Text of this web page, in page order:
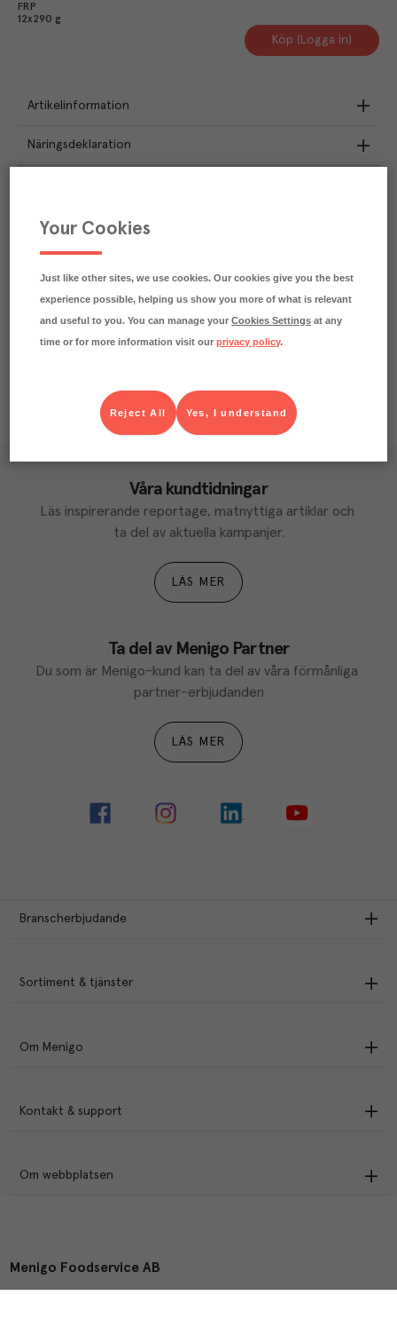
FRP
12x290 g
Köp (Logga in)
Artikelinformation
Näringsdeklaration
Varje kilo av varan påverkar klimatet motsvarande
Våra kundtidningar
Läs inspirerande reportage, matnyttiga artiklar och
ta del av aktuella kampanjer.
LÄS MER
Ta del av Menigo Partner
Du som är Menigo-kund kan ta del av våra förmånliga
partner-erbjudanden
LÄS MER
Branscherbjudande
Sortiment & tjänster
Om Menigo
Kontakt & support
Om webbplatsen
Menigo Foodservice AB
Your Cookies
Just like other sites, we use cookies. Our cookies give you the best
experience possible, helping us show you more of what is relevant
and useful to you. You can manage yourCookies Settings at any
time or for more information visit ourprivacy policy.
Yes, I understand
Reject All